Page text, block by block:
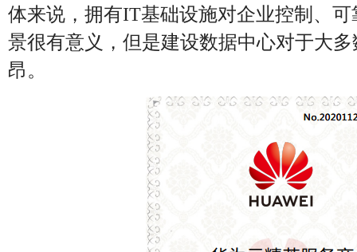
体来说，拥有IT基础设施对企业控制、
景很有意义，但是建设数据中心对于大
昂。